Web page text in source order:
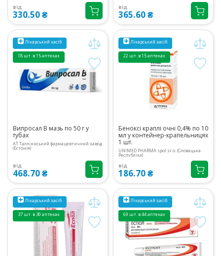
від
330.50 ₴
від
365.60 ₴
Лікарський засіб
18 шт. в 15 аптеках
Випросал В мазь по 50 г у
тубах
АТ Талліннський фармацевтичний завод
(Естонія)
від
468.70 ₴
Лікарський засіб
22 шт. в 15 аптеках
Беноксі краплі очні 0,4% по 10
мл у контейнер-крапельницях
1 шт.
UNIMED PHARMA spol.sr.o. (Словацька
Республіка)
від
186.70 ₴
Лікарський засіб
37 шт. в 30 аптеках
Лікарський засіб
69 шт. в 44 аптеках